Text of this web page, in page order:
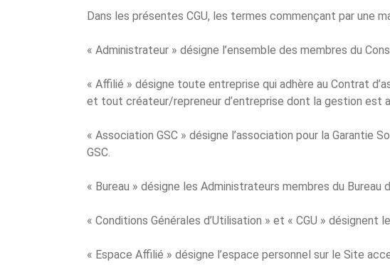
Dans les présentes CGU, les termes commençant par une
« Administrateur » désigne l’ensemble des membres du
« Affilié » désigne toute entreprise qui adhère au Contrat
et tout créateur/repreneur d’entreprise dont la gestion est
« Association GSC » désigne l’association pour la Garantie
GSC.
« Bureau » désigne les Administrateurs membres du Bureau
« Conditions Générales d’Utilisation » et « CGU » désignent
« Espace Affilié » désigne l’espace personnel sur le Site